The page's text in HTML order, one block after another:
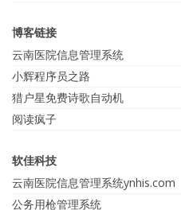
博客链接
云南医院信息管理系统
小辉程序员之路
猎户星免费诗歌自动机
阅读疯子
软佳科技
云南医院信息管理系统ynhis.com
公务用枪管理系统